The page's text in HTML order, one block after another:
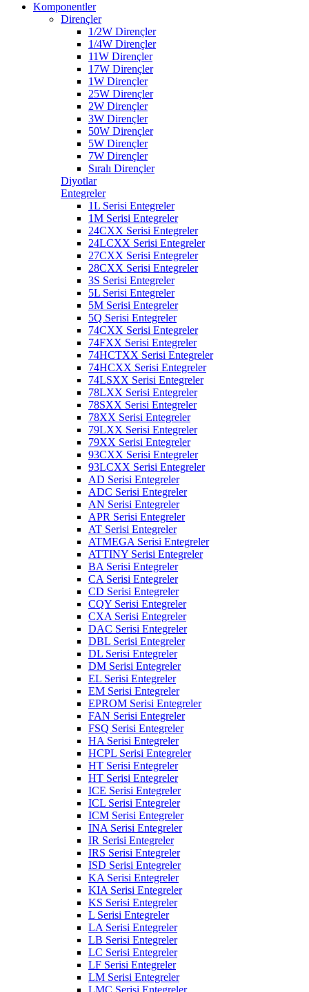
Komponentler
Dirençler
1/2W Dirençler
1/4W Dirençler
11W Dirençler
17W Dirençler
1W Dirençler
25W Dirençler
2W Dirençler
3W Dirençler
50W Dirençler
5W Dirençler
7W Dirençler
Sıralı Dirençler
Diyotlar
Entegreler
1L Serisi Entegreler
1M Serisi Entegreler
24CXX Serisi Entegreler
24LCXX Serisi Entegreler
27CXX Serisi Entegreler
28CXX Serisi Entegreler
3S Serisi Entegreler
5L Serisi Entegreler
5M Serisi Entegreler
5Q Serisi Entegreler
74CXX Serisi Entegreler
74FXX Serisi Entegreler
74HCTXX Serisi Entegreler
74HCXX Serisi Entegreler
74LSXX Serisi Entegreler
78LXX Serisi Entegreler
78SXX Serisi Entegreler
78XX Serisi Entegreler
79LXX Serisi Entegreler
79XX Serisi Entegreler
93CXX Serisi Entegreler
93LCXX Serisi Entegreler
AD Serisi Entegreler
ADC Serisi Entegreler
AN Serisi Entegreler
APR Serisi Entegreler
AT Serisi Entegreler
ATMEGA Serisi Entegreler
ATTINY Serisi Entegreler
BA Serisi Entegreler
CA Serisi Entegreler
CD Serisi Entegreler
CQY Serisi Entegreler
CXA Serisi Entegreler
DAC Serisi Entegreler
DBL Serisi Entegreler
DL Serisi Entegreler
DM Serisi Entegreler
EL Serisi Entegreler
EM Serisi Entegreler
EPROM Serisi Entegreler
FAN Serisi Entegreler
FSQ Serisi Entegreler
HA Serisi Entegreler
HCPL Serisi Entegreler
HT Serisi Entegreler
HT Serisi Entegreler
ICE Serisi Entegreler
ICL Serisi Entegreler
ICM Serisi Entegreler
INA Serisi Entegreler
IR Serisi Entegreler
IRS Serisi Entegreler
ISD Serisi Entegreler
KA Serisi Entegreler
KIA Serisi Entegreler
KS Serisi Entegreler
L Serisi Entegreler
LA Serisi Entegreler
LB Serisi Entegreler
LC Serisi Entegreler
LF Serisi Entegreler
LM Serisi Entegreler
LMC Serisi Entegreler